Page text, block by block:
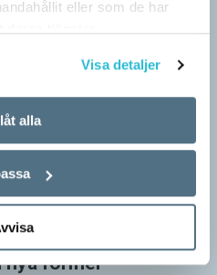
eller som de har
Visa detaljer
alla
nya former